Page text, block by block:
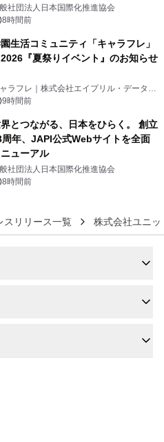
リース
社団法人日本国際化推進協会
8時間前
生活コミュニティ「キャラフレ」
2026『夏祭りイベント』のお知らせ
ラフレ｜株式会社エイプリル・データ・
インズ
9時間前
とつながる、日本をひらく。 創立
周年、JAPI公式Webサイトを全面
ニューアル
社団法人日本国際化推進協会
8時間前
スリリース一覧 株式会社ユニッ